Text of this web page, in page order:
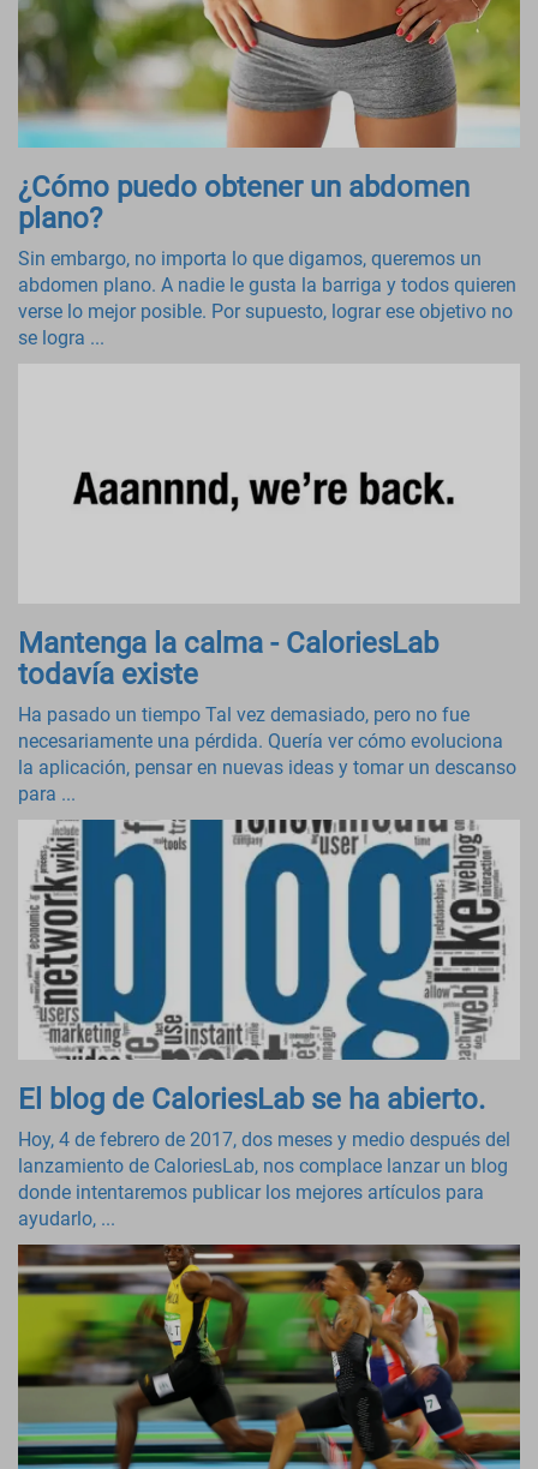
¿Cómo puedo obtener un abdomen
plano?
Sin embargo, no importa lo que digamos, queremos un
abdomen plano. A nadie le gusta la barriga y todos quieren
verse lo mejor posible. Por supuesto, lograr ese objetivo no
se logra ...
Mantenga la calma - CaloriesLab
todavía existe
Ha pasado un tiempo Tal vez demasiado, pero no fue
necesariamente una pérdida. Quería ver cómo evoluciona
la aplicación, pensar en nuevas ideas y tomar un descanso
para ...
El blog de CaloriesLab se ha abierto.
Hoy, 4 de febrero de 2017, dos meses y medio después del
lanzamiento de CaloriesLab, nos complace lanzar un blog
donde intentaremos publicar los mejores artículos para
ayudarlo, ...